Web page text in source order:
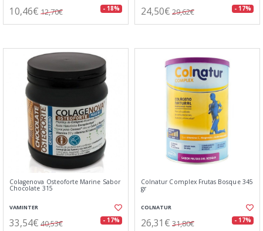
10,46€ 12,70€ - 18% 24,50€ 29,62€ - 17%
Colagenova Osteoforte Marine Sabor
Chocolate 315
VAMINTER
33,54€ 40,53€ - 17%
Colnatur Complex Frutas Bosque 345
gr
COLNATUR
26,31€ 31,80€ - 17%